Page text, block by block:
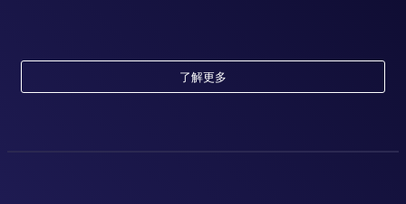
了解更多